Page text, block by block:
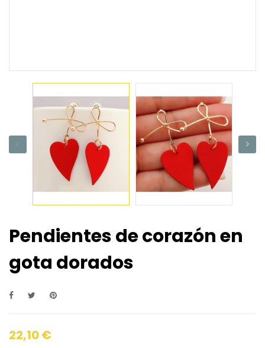
Pendientes de corazón en
gota dorados
22,10 €